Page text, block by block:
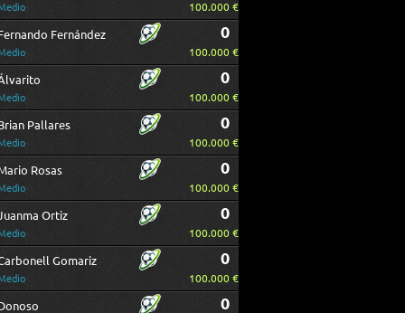
100.000 €
Fernández 0
100.000 €
0
100.000 €
Pallares 0
100.000 €
Rosas 0
100.000 €
Ortiz 0
100.000 €
Gomariz 0
100.000 €
0